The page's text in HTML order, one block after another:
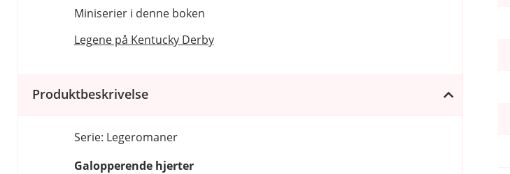
Miniserier i denne boken
Legene på Kentucky Derby
Produktbeskrivelse
Serie: Legeromaner
Galopperende hjerter